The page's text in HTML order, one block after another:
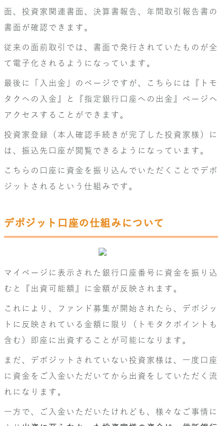
面、投資家関連書面、決算書報告、年間取引報告書の
書面が確認できます。
従来の面前取引では、書面で発行されていたものが全
て電子化されるようになっています。
最後に「入出金」のページですが、こちらには『トモ
タクへの入金』と『指定銀行口座への出金』ページへ
アクセスすることができます。
投資家登録（本人確認手続きが完了した投資家様）に
は、振込先口座が閲覧できるようになっています。
こちらの口座に資金を振り込んでいただくことでデポ
ジットされるという仕組みです。
デポジット口座の仕組みについて
マイページに表示された銀行口座番号に資金を振り込
むと『出資可能額』に金額が反映されます。
これにより、ファンド募集が開始されたら、デポジッ
トに反映されている金額に限り（トモタクポイントも
含む）即座に出資することが可能になります。
まだ、デポジットされていない投資家様は、一度口座
に資金をご入金いただいてから出資をしていただく流
れになります。
一方で、ご入金いただいたけれども、様々なご事情に